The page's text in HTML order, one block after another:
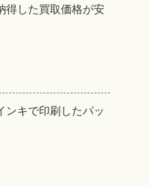
得した買取価格が安
ンキで印刷したパッ